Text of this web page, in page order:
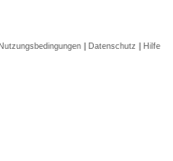
| Datenschutz | Hilfe